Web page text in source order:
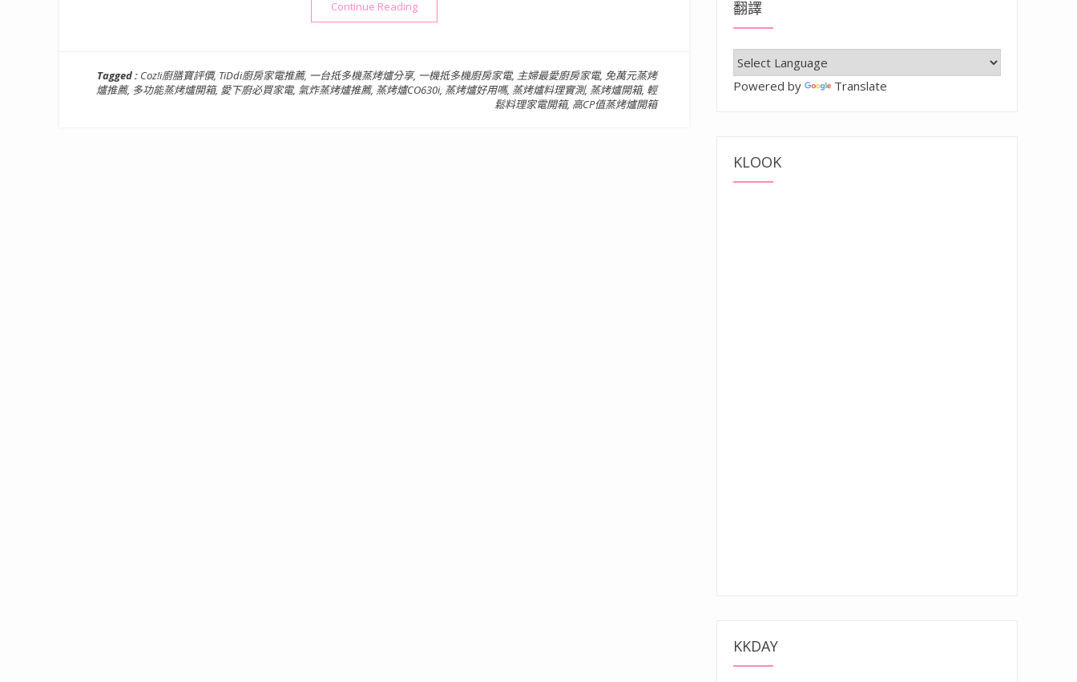
Continue Reading“Coz!i廚膳寶 CO630i 炙燒氣炸蒸烤爐 | 告別廚房雜亂！一台抵多台，從西餐到中餐都難不倒它的全能廚房神器”
Tagged : Coz!i廚膳寶評價, TiDdi廚房家電推薦, 一台抵多機蒸烤爐分享, 一機抵多機廚房家電, 主婦最愛廚房家電, 免萬元蒸烤
爐推薦, 多功能蒸烤爐開箱, 愛下廚必買家電, 氣炸蒸烤爐推薦, 蒸烤爐CO630i, 蒸烤爐好用嗎, 蒸烤爐料理實測, 蒸烤爐開箱, 輕
鬆料理家電開箱, 高CP值蒸烤爐開箱
翻譯
Powered by Translate
KLOOK
KKDAY